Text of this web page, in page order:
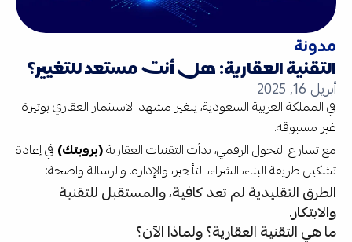
مدونة
التقنية العقارية: هل أنت مستعد للتغيير؟
أبريل 16, 2025
في المملكة العربية السعودية، يتغير مشهد الاستثمار العقاري بوتيرة
غير مسبوقة.
مع تسارع التحول الرقمي، بدأت التقنيات العقارية (بروبتك) في إعادة
تشكيل طريقة البناء، الشراء، التأجير، والإدارة. والرسالة واضحة:
الطرق التقليدية لم تعد كافية، والمستقبل للتقنية
والابتكار.
ما هي التقنية العقارية؟ ولماذا الآن؟